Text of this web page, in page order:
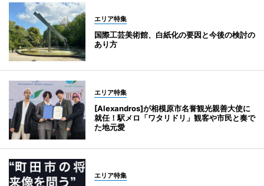
エリア特集
国際工芸美術館、白紙化の要因と今後の検討の
あり方
エリア特集
[Alexandros]が相模原市名誉観光親善大使に
就任！駅メロ「ワタリドリ」観客や市民と奏で
た地元愛
エリア特集